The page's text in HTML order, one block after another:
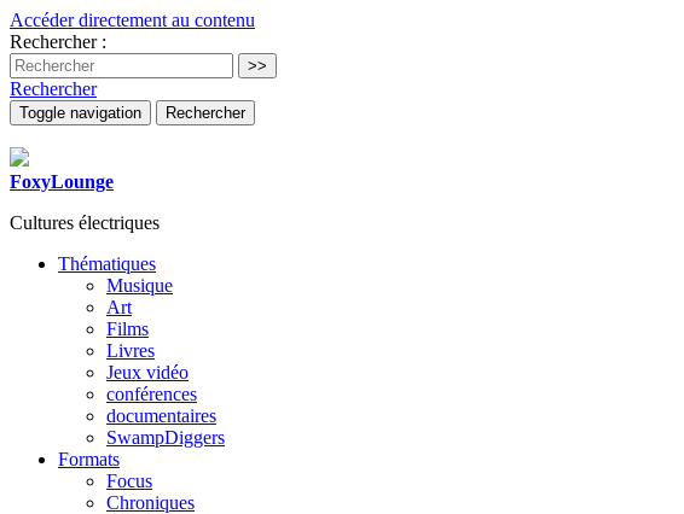
Accéder directement au contenu
Rechercher :
Rechercher
Toggle navigation Rechercher
FoxyLounge
Cultures électriques
Thématiques
Musique
Art
Films
Livres
Jeux vidéo
conférences
documentaires
SwampDiggers
Formats
Focus
Chroniques